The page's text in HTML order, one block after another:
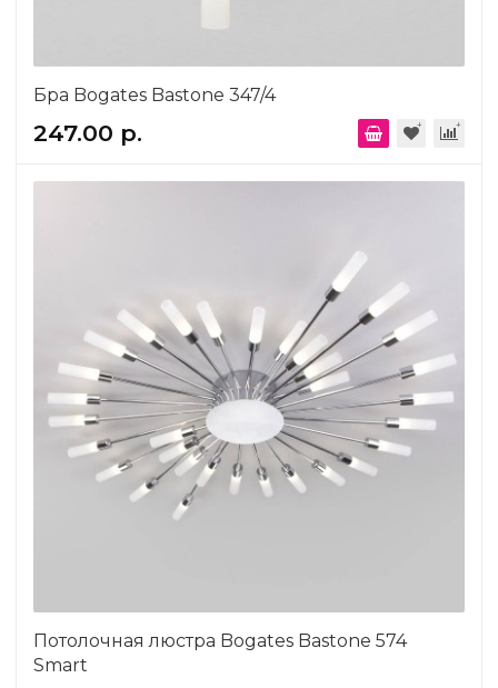
Бра Bogates Bastone 347/4
247.00 р.
Потолочная люстра Bogates Bastone 574
Smart